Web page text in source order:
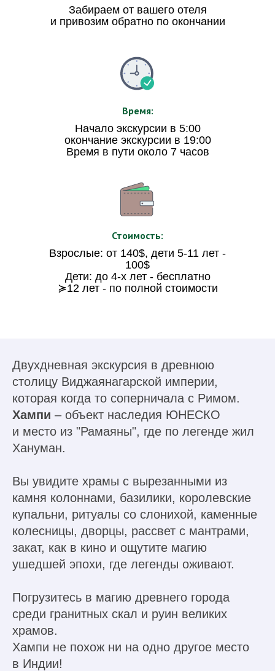
Забираем от вашего отеля
и привозим обратно по окончании
Начало экскурсии в 5:00
окончание экскурсии в 19:00
Время в пути около 7 часов
Взрослые: от 140$, дети 5-11 лет -
100$
Дети: до 4-х лет - бесплатно
≽12 лет - по полной стоимости
Время:
Стоимость:
Двухдневная экскурсия в древнюю
столицу Виджаянагарской империи,
которая когда то соперничала с Римом.
Хампи – объект наследия ЮНЕСКО
и место из "Рамаяны", где по легенде жил
Хануман.
Вы увидите храмы с вырезанными из
камня колоннами, базилики, королевские
купальни, ритуалы со слонихой, каменные
колесницы, дворцы, рассвет с мантрами,
закат, как в кино и ощутите магию
ушедшей эпохи, где легенды оживают.
Погрузитесь в магию древнего города
среди гранитных скал и руин великих
храмов.
Хампи не похож ни на одно другое место
в Индии!